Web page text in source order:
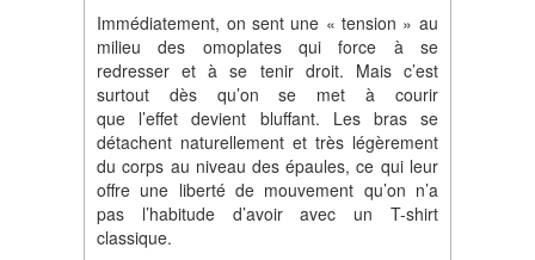
Immédiatement, on sent une « tension » au
milieu des omoplates qui force à se
redresser et à se tenir droit. Mais c’est
surtout dès qu’on se met à courir
que l’effet devient bluffant. Les bras se
détachent naturellement et très légèrement
du corps au niveau des épaules, ce qui leur
offre une liberté de mouvement qu’on n’a
pas l’habitude d’avoir avec un T-shirt
classique.